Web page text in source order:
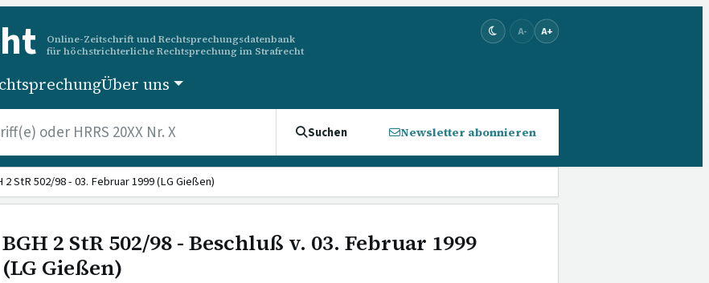
Online-Zeitschrift und Rechtsprechungsdatenbank
für höchstrichterliche Rechtsprechung im Strafrecht
A- A+
Über uns
Suchen Newsletter abonnieren
2 StR 502/98 - 03. Februar 1999 (LG Gießen)
BGH 2 StR 502/98 - Beschluß v. 03. Februar 1999
(LG Gießen)